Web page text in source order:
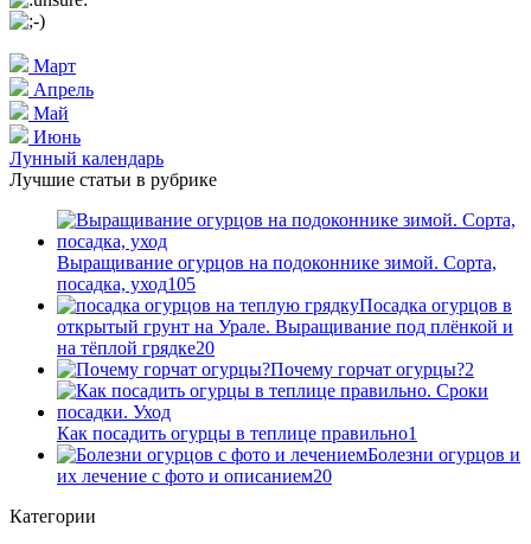
Март
Апрель
Май
Июнь
Лунный календарь
Лучшие статьи в рубрике
Выращивание огурцов на подоконнике зимой. Сорта,
посадка, уход105
Посадка огурцов в
открытый грунт на Урале. Выращивание под плёнкой и
на тёплой грядке20
Почему горчат огурцы?2
Как посадить огурцы в теплице правильно1
Болезни огурцов и
их лечение с фото и описанием20
Категории